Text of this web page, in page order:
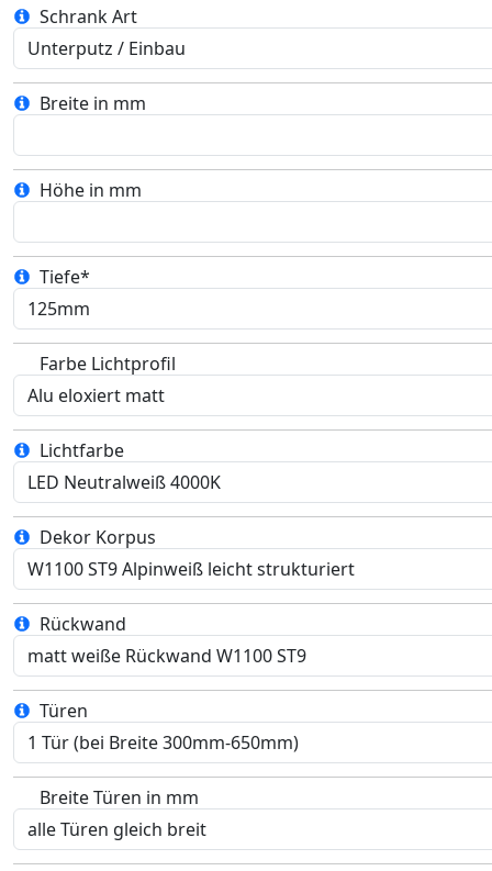
Schrank Art
Breite in mm
Höhe in mm
Tiefe*
Farbe Lichtprofil
Lichtfarbe
Dekor Korpus
Rückwand
Türen
Breite Türen in mm